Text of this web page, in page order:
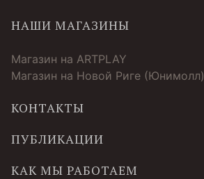
НАШИ МАГАЗИНЫ
Магазин на ARTPLAY
Магазин на Новой Риге (Юнимолл)
КОНТАКТЫ
ПУБЛИКАЦИИ
КАК МЫ РАБОТАЕМ